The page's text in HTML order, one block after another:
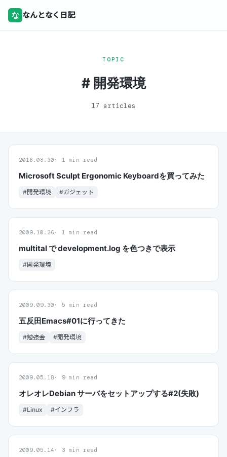
な なんとなく日記
TOPIC
# 開発環境
17 articles
2016.08.30 1 min read
Microsoft Sculpt Ergonomic Keyboardを買ってみた
#開発環境 #ガジェット
2009.10.26 1 min read
multital で development.log を色つきで表示
#開発環境
2009.09.30 5 min read
五反田Emacs#01に行ってきた
#勉強会 #開発環境
2009.05.18 9 min read
オレオレDebian サーバをセットアップする#2(失敗)
#Linux #インフラ
2009.05.14 3 min read